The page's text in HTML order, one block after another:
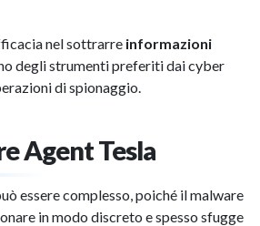
nel sottrarre informazioni
degli strumenti preferiti dai cyber
di spionaggio.
Agent Tesla
essere complesso, poiché il malware
in modo discreto e spesso sfugge